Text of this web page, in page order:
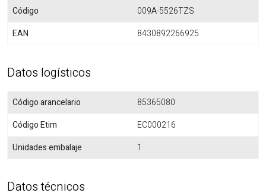
Código
009A-5526TZS
EAN
8430892266925
Datos logísticos
Código arancelario
85365080
Código Etim
EC000216
Unidades embalaje
1
Datos técnicos